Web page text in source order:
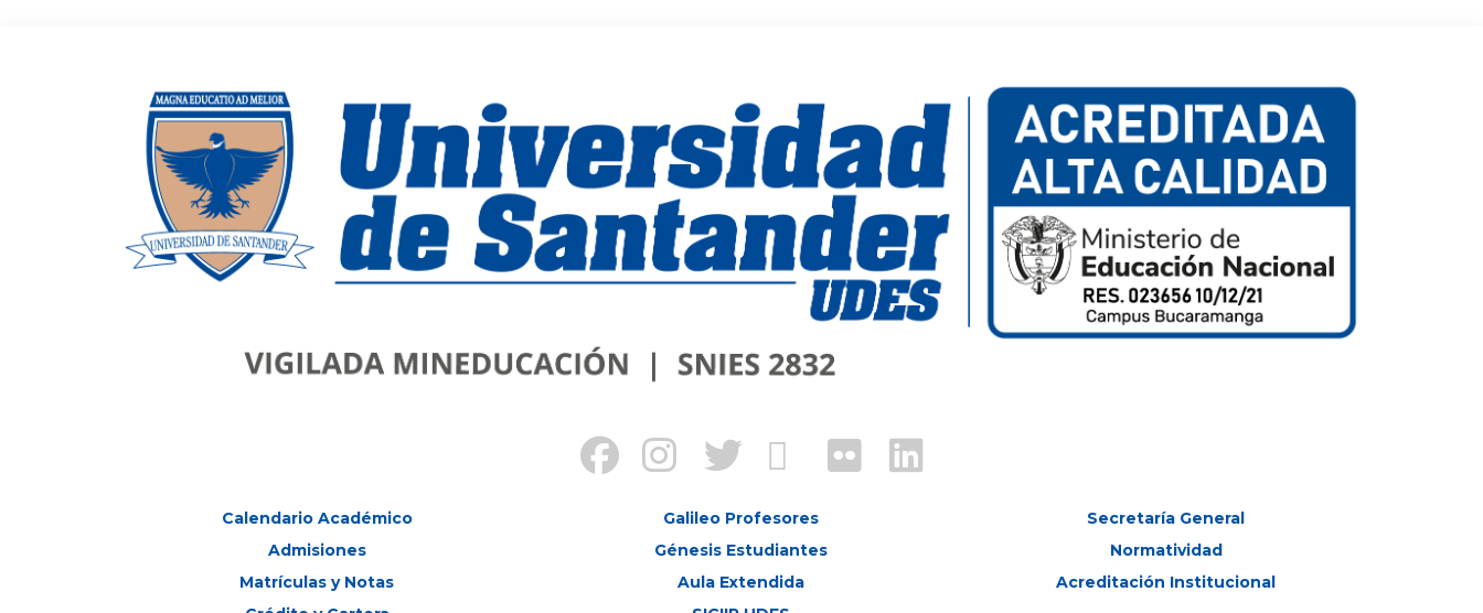
Calendario Académico
Admisiones
Matrículas y Notas
Galileo Profesores
Génesis Estudiantes
Aula Extendida
Secretaría General
Normatividad
Acreditación Institucional